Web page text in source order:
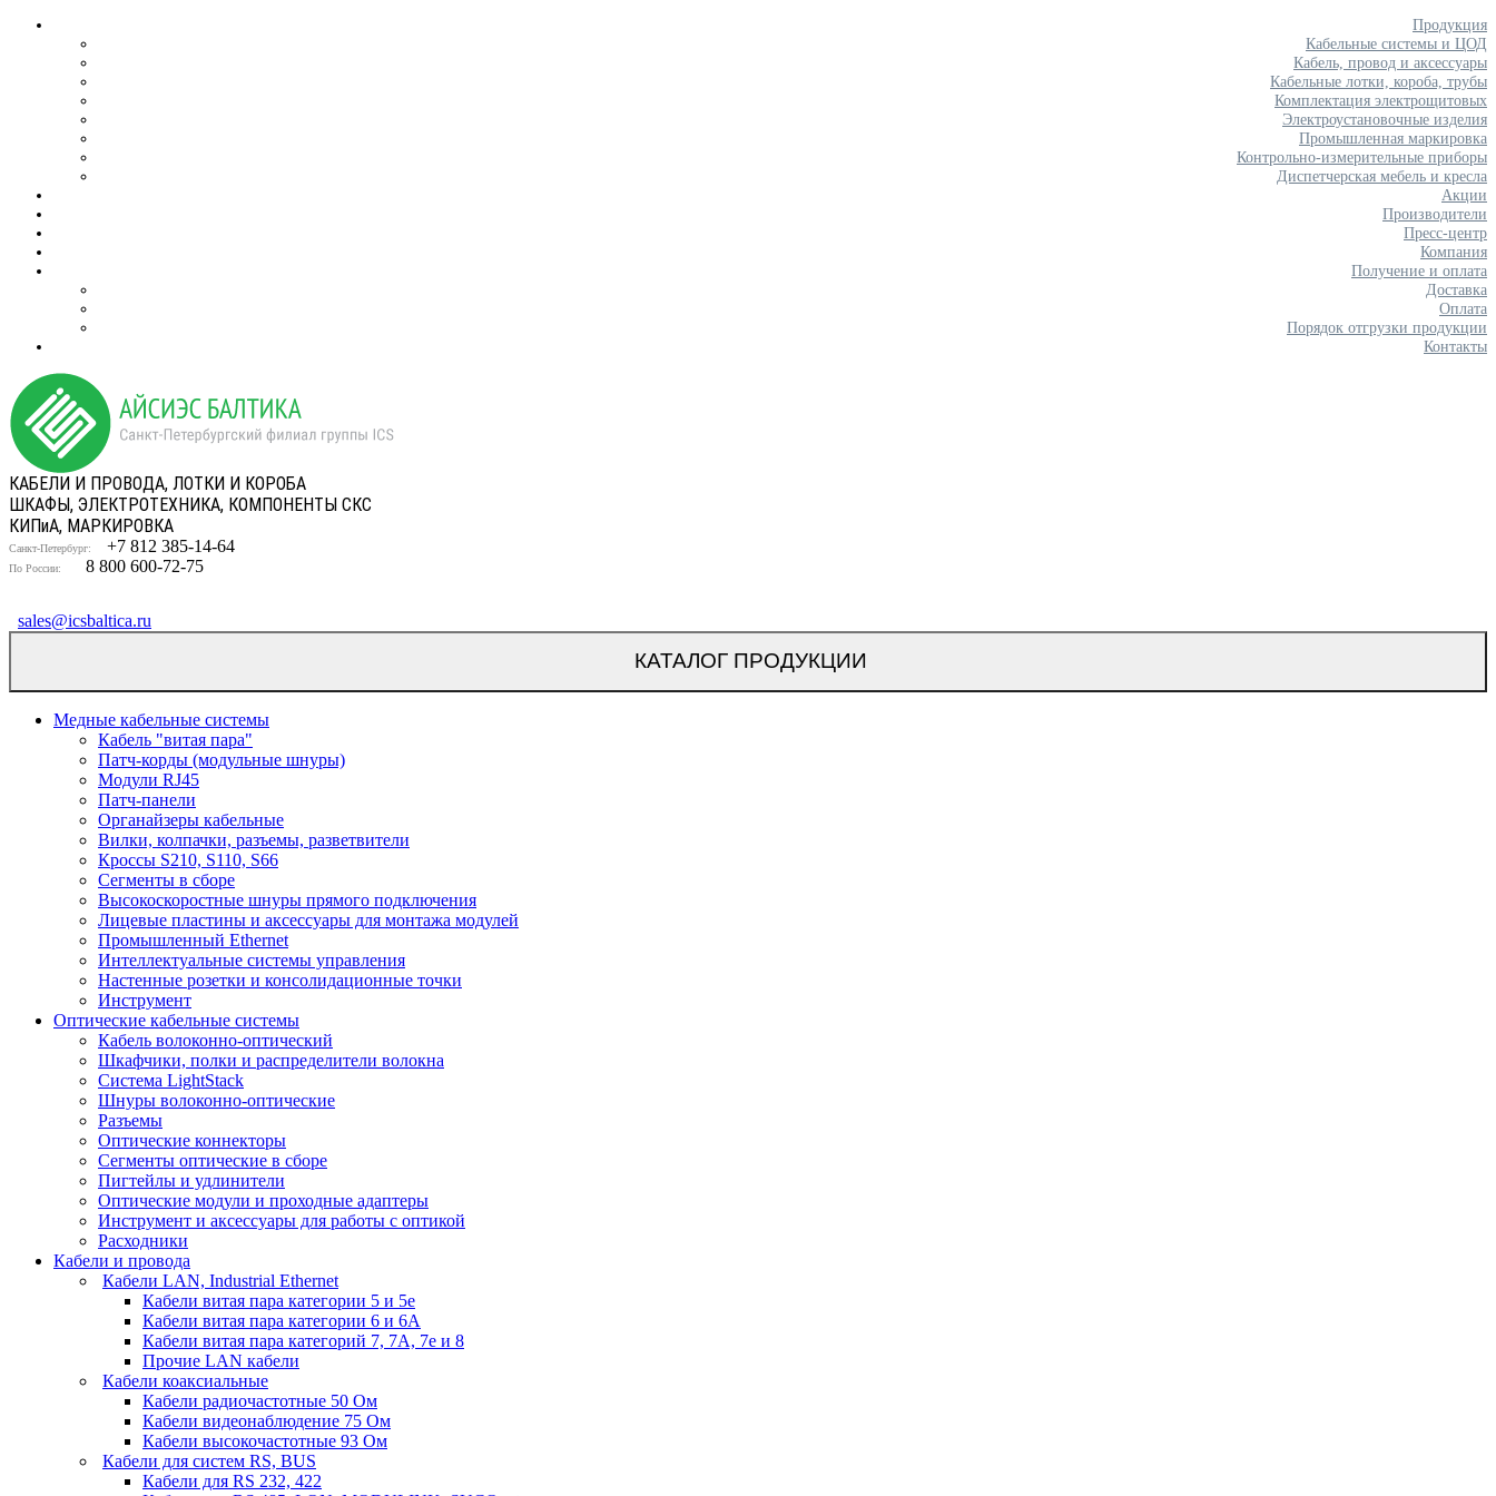
Продукция
Кабельные системы и ЦОД
Кабель, провод и аксессуары
Кабельные лотки, короба, трубы
Комплектация электрощитовых
Электроустановочные изделия
Промышленная маркировка
Контрольно-измерительные приборы
Диспетчерская мебель и кресла
Акции
Производители
Пресс-центр
Компания
Получение и оплата
Доставка
Оплата
Порядок отгрузки продукции
Контакты
КАБЕЛИ И ПРОВОДА, ЛОТКИ И КОРОБА
ШКАФЫ, ЭЛЕКТРОТЕХНИКА, КОМПОНЕНТЫ СКС
КИПиА, МАРКИРОВКА
Санкт-Петербург: +7 812 385-14-64
По России: 8 800 600-72-75
sales@icsbaltica.ru
КАТАЛОГ ПРОДУКЦИИ
Медные кабельные системы
Кабель "витая пара"
Патч-корды (модульные шнуры)
Модули RJ45
Патч-панели
Органайзеры кабельные
Вилки, колпачки, разъемы, разветвители
Кроссы S210, S110, S66
Сегменты в сборе
Высокоскоростные шнуры прямого подключения
Лицевые пластины и аксессуары для монтажа модулей
Промышленный Ethernet
Интеллектуальные системы управления
Настенные розетки и консолидационные точки
Инструмент
Оптические кабельные системы
Кабель волоконно-оптический
Шкафчики, полки и распределители волокна
Система LightStack
Шнуры волоконно-оптические
Разъемы
Оптические коннекторы
Сегменты оптические в сборе
Пигтейлы и удлинители
Оптические модули и проходные адаптеры
Инструмент и аксессуары для работы с оптикой
Расходники
Кабели и провода
Кабели LAN, Industrial Ethernet
Кабели витая пара категории 5 и 5е
Кабели витая пара категории 6 и 6A
Кабели витая пара категорий 7, 7А, 7е и 8
Прочие LAN кабели
Кабели коаксиальные
Кабели радиочастотные 50 Ом
Кабели видеонаблюдение 75 Ом
Кабели высокочастотные 93 Ом
Кабели для систем RS, BUS
Кабели для RS 232, 422